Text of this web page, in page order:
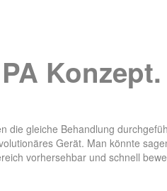
Konzept.
gleiche Behandlung
Gerät. Man könnte
vorhersehbar und schnell